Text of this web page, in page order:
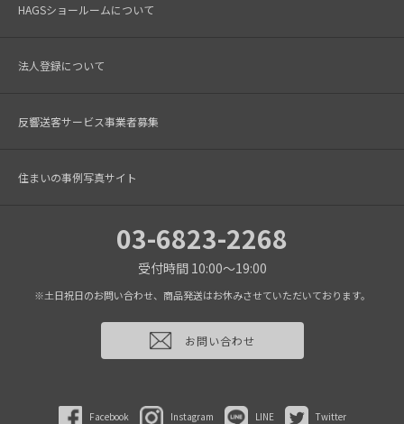
HAGSショールームについて
法人登録について
反響送客サービス事業者募集
住まいの事例写真サイト
03-6823-2268
受付時間 10:00～19:00
※土日祝日のお問い合わせ、商品発送はお休みさせていただいております。
お問い合わせ
Facebook Instagram LINE Twitter